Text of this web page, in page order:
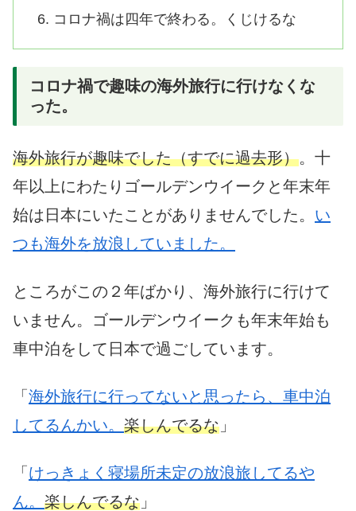
コロナ禍は四年で終わる。くじけるな
コロナ禍で趣味の海外旅行に行けなくな
った。
海外旅行が趣味でした（すでに過去形）。十
年以上にわたりゴールデンウイークと年末年
始は日本にいたことがありませんでした。 い
つも海外を放浪していました。
ところがこの２年ばかり、海外旅行に行けて
いません。ゴールデンウイークも年末年始も
車中泊をして日本で過ごしています。
「海外旅行に行ってないと思ったら、車中泊
してるんかい。 楽しんでるな 」
「けっきょく寝場所未定の放浪旅してるや
ん。 楽しんでるな 」